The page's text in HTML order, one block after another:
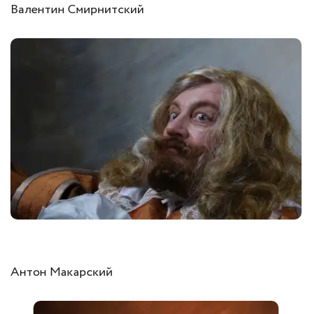
Валентин Смирнитский
Антон Макарский